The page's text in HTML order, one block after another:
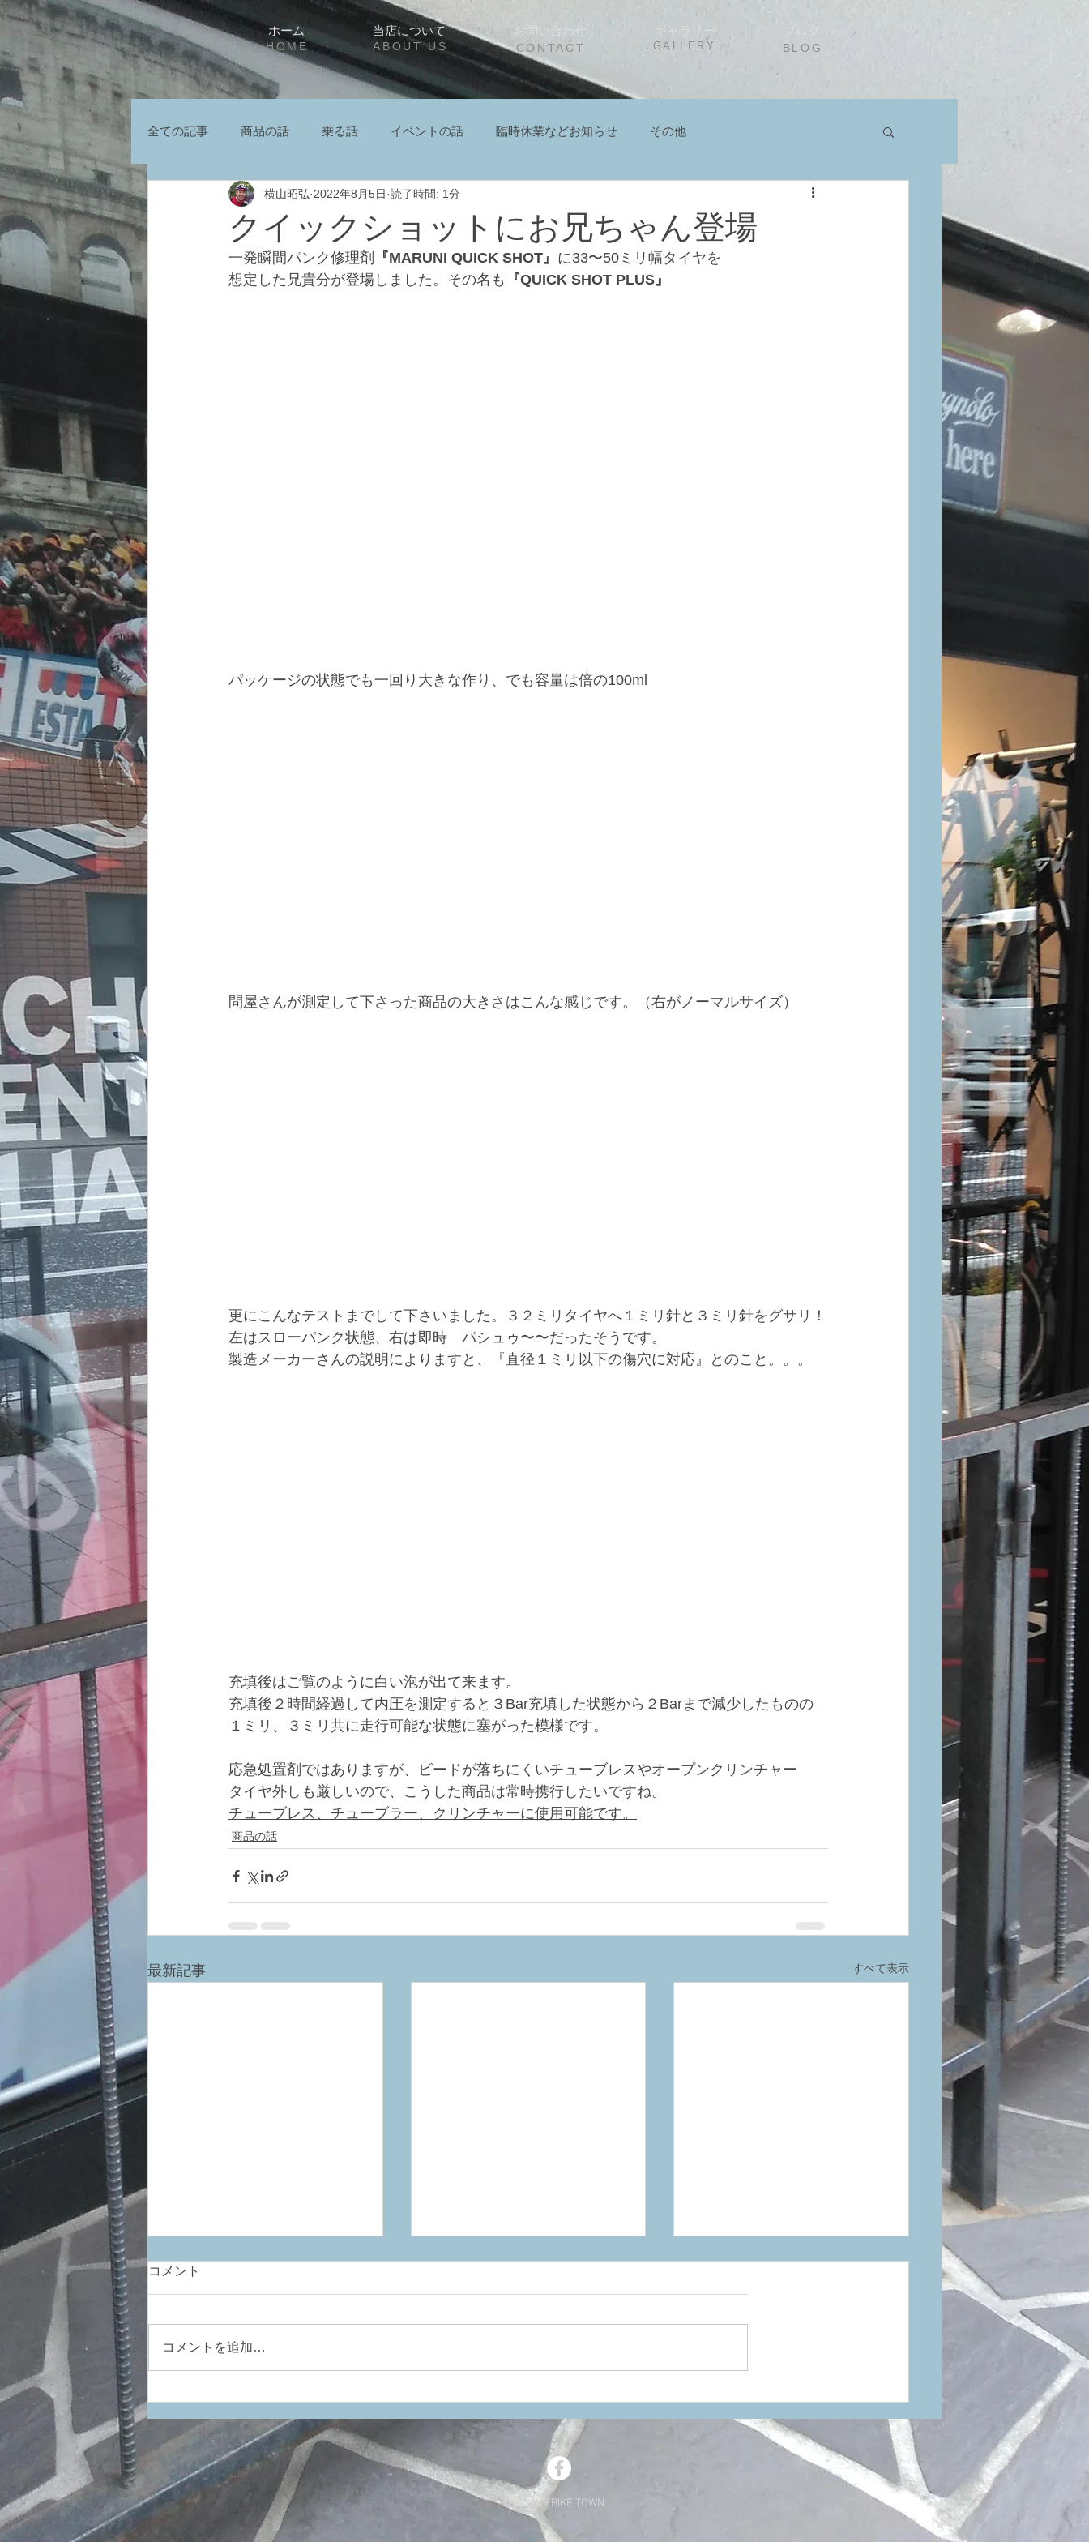
ホーム 当店について お問い合わせ ギャラリー
HOME ABOUT US GALLERY
CONTACT BLOG
全ての記事 商品の話 乗る話 イベントの話 臨時休業などお知らせ その他
クイックショットにお兄ちゃん登場
横山昭弘 2022年8月5日 読了時間: 1分
一発瞬間パンク修理剤 『MARUNI QUICK SHOT』 に33〜50ミリ幅タイヤを
想定した兄貴分が登場しました。その名も
『QUICK SHOT PLUS』
パッケージの状態でも一回り大きな作り、でも容量は倍の100ml
問屋さんが測定して下さった商品の大きさはこんな感じです。（右がノーマルサイズ）
更にこんなテストまでして下さいました。３２ミリタイヤへ１ミリ針と３ミリ針をグサリ！
左はスローパンク状態、右は即時　パシュゥ〜〜だったそうです。
製造メーカーさんの説明によりますと、『直径１ミリ以下の傷穴に対応』とのこと。。。
充填後はご覧のように白い泡が出て来ます。
充填後２時間経過して内圧を測定すると３Bar充填した状態から２Barまで減少したものの
１ミリ、３ミリ共に走行可能な状態に塞がった模様です。
応急処置剤ではありますが、ビードが落ちにくいチューブレスやオープンクリンチャー
タイヤ外しも厳しいので、こうした商品は常時携行したいですね。
チューブレス、チューブラー、クリンチャーに使用可能です。
商品の話
最新記事 すべて表示
つ、再び・・
KASK「PROTONE ICON」
今週末、待望の入荷。
PROJECT（ルディプロジェ
クト）新色発表のお知らせ
コメント
コメントを追加…
© 2019 BIKE TOWN